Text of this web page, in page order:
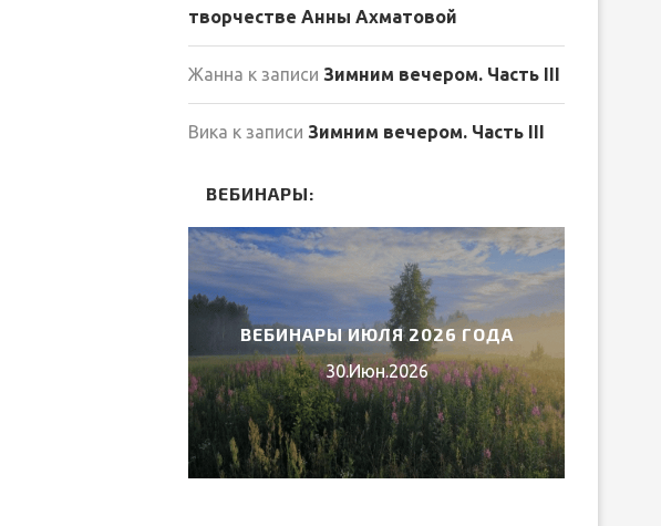
творчестве Анны Ахматовой
Жанна к записи Зимним вечером. Часть III
Вика к записи Зимним вечером. Часть III
ВЕБИНАРЫ:
ВЕБИНАРЫ ИЮЛЯ 2026 ГОДА
30.Июн.2026